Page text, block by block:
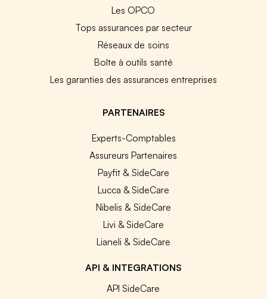
Les OPCO
Tops assurances par secteur
Réseaux de soins
Boîte à outils santé
Les garanties des assurances entreprises
PARTENAIRES
Experts-Comptables
Assureurs Partenaires
Payfit & SideCare
Lucca & SideCare
Nibelis & SideCare
Livi & SideCare
Lianeli & SideCare
API & INTEGRATIONS
API SideCare